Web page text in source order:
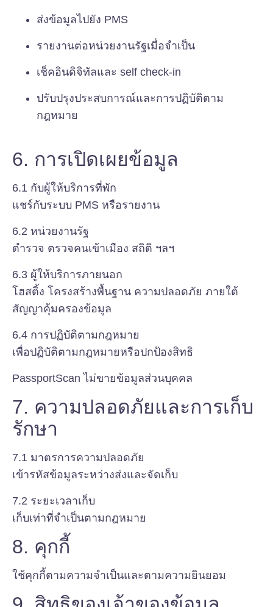
ส่งข้อมูลไปยัง PMS
รายงานต่อหน่วยงานรัฐเมื่อจำเป็น
เช็คอินดิจิทัลและ self check-in
ปรับปรุงประสบการณ์และการปฏิบัติตาม
กฎหมาย
6. การเปิดเผยข้อมูล
6.1 กับผู้ให้บริการที่พัก
แชร์กับระบบ PMS หรือรายงาน
6.2 หน่วยงานรัฐ
ตำรวจ ตรวจคนเข้าเมือง สถิติ ฯลฯ
6.3 ผู้ให้บริการภายนอก
โฮสติ้ง โครงสร้างพื้นฐาน ความปลอดภัย ภายใต้
สัญญาคุ้มครองข้อมูล
6.4 การปฏิบัติตามกฎหมาย
เพื่อปฏิบัติตามกฎหมายหรือปกป้องสิทธิ
PassportScan ไม่ขายข้อมูลส่วนบุคคล
7. ความปลอดภัยและการเก็บ
รักษา
7.1 มาตรการความปลอดภัย
เข้ารหัสข้อมูลระหว่างส่งและจัดเก็บ
7.2 ระยะเวลาเก็บ
เก็บเท่าที่จำเป็นตามกฎหมาย
8. คุกกี้
ใช้คุกกี้ตามความจำเป็นและตามความยินยอม